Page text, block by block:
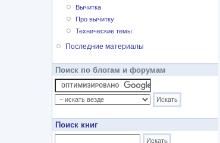
Вычитка
Про вычитку
Технические темы
Последние материалы
Поиск по блогам и форумам
Поиск книг